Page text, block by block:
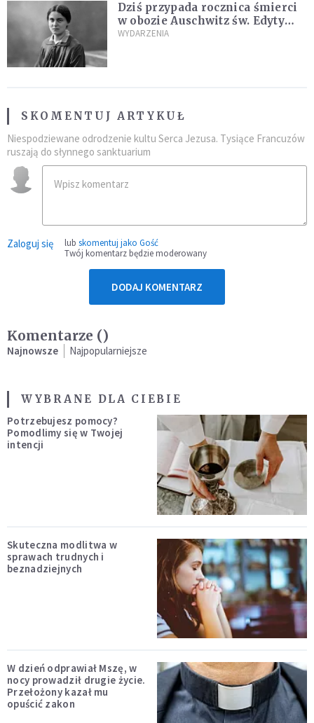
Dziś przypada rocznica śmierci
w obozie Auschwitz św. Edyty
Stein – co o niej mówił Jan
WYDARZENIA
SKOMENTUJ ARTYKUŁ
Niespodziewane odrodzenie kultu Serca Jezusa. Tysiące Francuzów
ruszają do słynnego sanktuarium
Zaloguj się lub skomentuj jako Gość
Twój komentarz będzie moderowany
DODAJ KOMENTARZ
Komentarze ()
Najnowsze Najpopularniejsze
WYBRANE DLA CIEBIE
Potrzebujesz pomocy?
Pomodlimy się w Twojej
intencji
Skuteczna modlitwa w
sprawach trudnych i
beznadziejnych
W dzień odprawiał Mszę, w
nocy prowadził drugie życie.
Przełożony kazał mu
opuścić zakon